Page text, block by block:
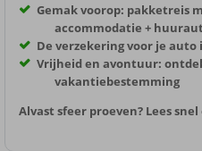
Gemak voorop: pakketreis
accommodatie +
De verzekering voor je auto
Vrijheid en avontuur:
vakantiebestemming
Alvast sfeer proeven? Lees snel